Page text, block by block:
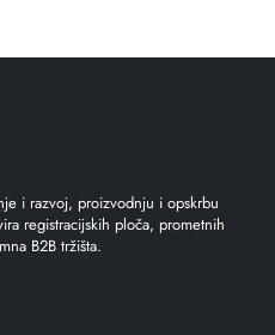
i razvoj, proizvodnju i opskrbu
registracijskih ploča, prometnih
B2B tržišta.